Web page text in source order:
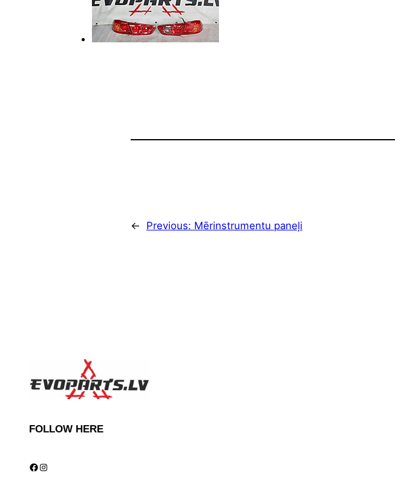
← Previous: Mērinstrumentu paneļi
FOLLOW HERE
Facebook Instagram